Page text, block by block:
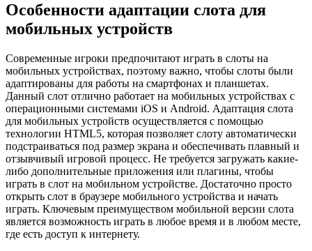
Особенности адаптации слота для
мобильных устройств
Современные игроки предпочитают играть в слоты на
мобильных устройствах, поэтому важно, чтобы слоты были
адаптированы для работы на смартфонах и планшетах.
Данный слот отлично работает на мобильных устройствах с
операционными системами iOS и Android. Адаптация слота
для мобильных устройств осуществляется с помощью
технологии HTML5, которая позволяет слоту автоматически
подстраиваться под размер экрана и обеспечивать плавный и
отзывчивый игровой процесс. Не требуется загружать какие-
либо дополнительные приложения или плагины, чтобы
играть в слот на мобильном устройстве. Достаточно просто
открыть слот в браузере мобильного устройства и начать
играть. Ключевым преимуществом мобильной версии слота
является возможность играть в любое время и в любом месте,
где есть доступ к интернету.